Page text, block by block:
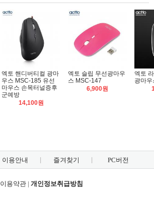
엑토 핸디버티컬 광마
우스 MSC-185 유선
마우스 손목터널증후
군예방
14,100원
엑토 슬립 무선광마우
스 MSC-147
6,900원
엑토
광마
이용안내 즐겨찾기 PC버전
이용약관| 개인정보취급방침